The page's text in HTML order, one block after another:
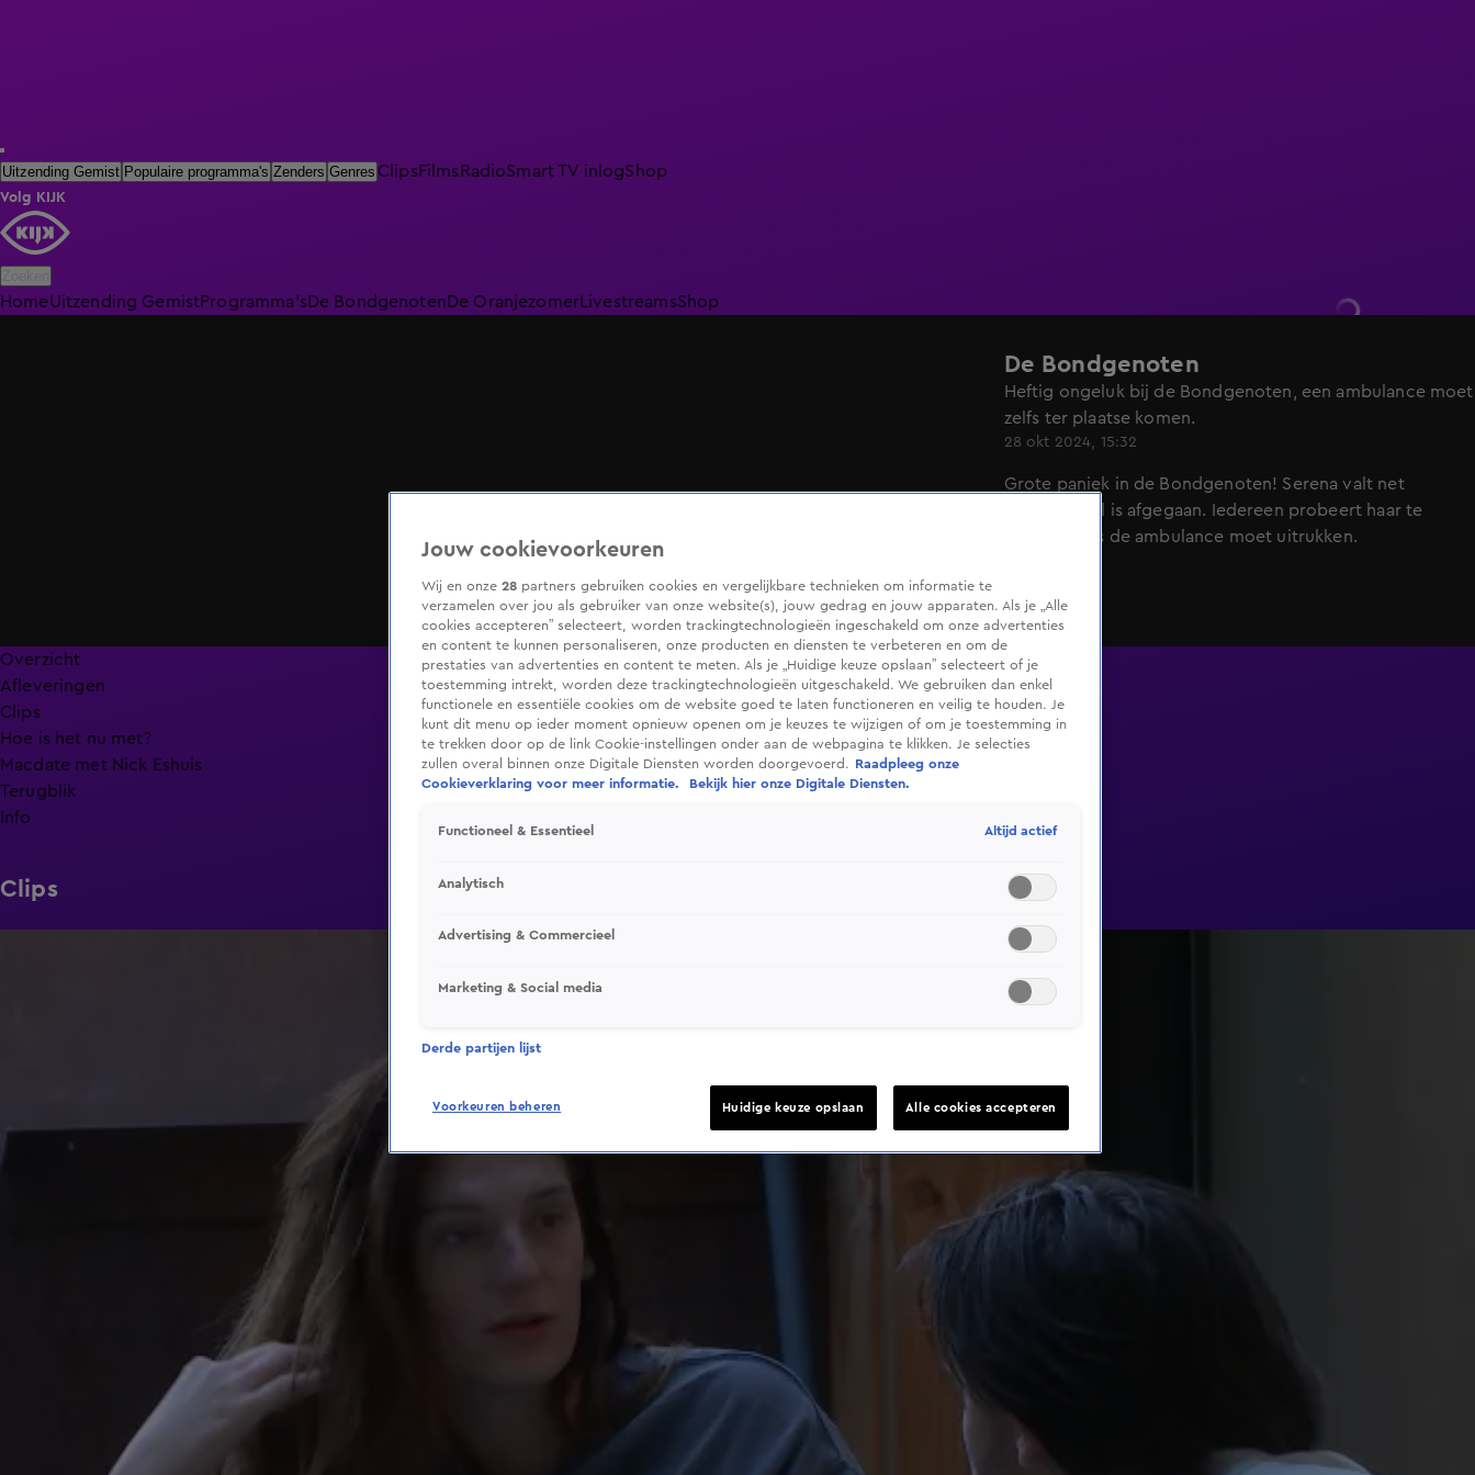
Uitzending Gemist Populaire programma's Zenders Genres ClipsFilmsRadioSmart TV inlogShop
Volg KIJK
HomeUitzending GemistProgramma'sDe BondgenotenDe Oranjezomer LivestreamsShop
De Bondgenoten
Heftig ongeluk bij de Bondgenoten, een ambulance moet
zelfs ter plaatse komen.
28 okt 2024, 15:32
Grote paniek in de Bondgenoten! Serena valt net
nadat de bel is afgegaan. Iedereen probeert haar te
helpen, zelfs de ambulance moet uitrukken.
Overzicht
Afleveringen
Clips
Hoe is het nu met?
Macdate met Nick Eshuis
Terugblik
Info
Clips
Jouw cookievoorkeuren
Wij en onze 28 partners gebruiken cookies en vergelijkbare technieken om informatie te
verzamelen over jou als gebruiker van onze website(s), jouw gedrag en jouw apparaten. Als je „Alle
cookies accepteren” selecteert, worden trackingtechnologieën ingeschakeld om onze advertenties
en content te kunnen personaliseren, onze producten en diensten te verbeteren en om de
prestaties van advertenties en content te meten. Als je „Huidige keuze opslaan” selecteert of je
toestemming intrekt, worden deze trackingtechnologieën uitgeschakeld. We gebruiken dan enkel
functionele en essentiële cookies om de website goed te laten functioneren en veilig te houden. Je
kunt dit menu op ieder moment opnieuw openen om je keuzes te wijzigen of om je toestemming in
te trekken door op de link Cookie-instellingen onder aan de webpagina te klikken. Je selecties
zullen overal binnen onze Digitale Diensten worden doorgevoerd.
Raadpleeg onze
Cookieverklaring voor meer informatie.
Bekijk hier onze Digitale Diensten.
Functioneel & Essentieel Altijd actief
Analytisch
Advertising & Commercieel
Marketing & Social media
Derde partijen lijst
Voorkeuren beheren Huidige keuze opslaan Alle cookies accepteren